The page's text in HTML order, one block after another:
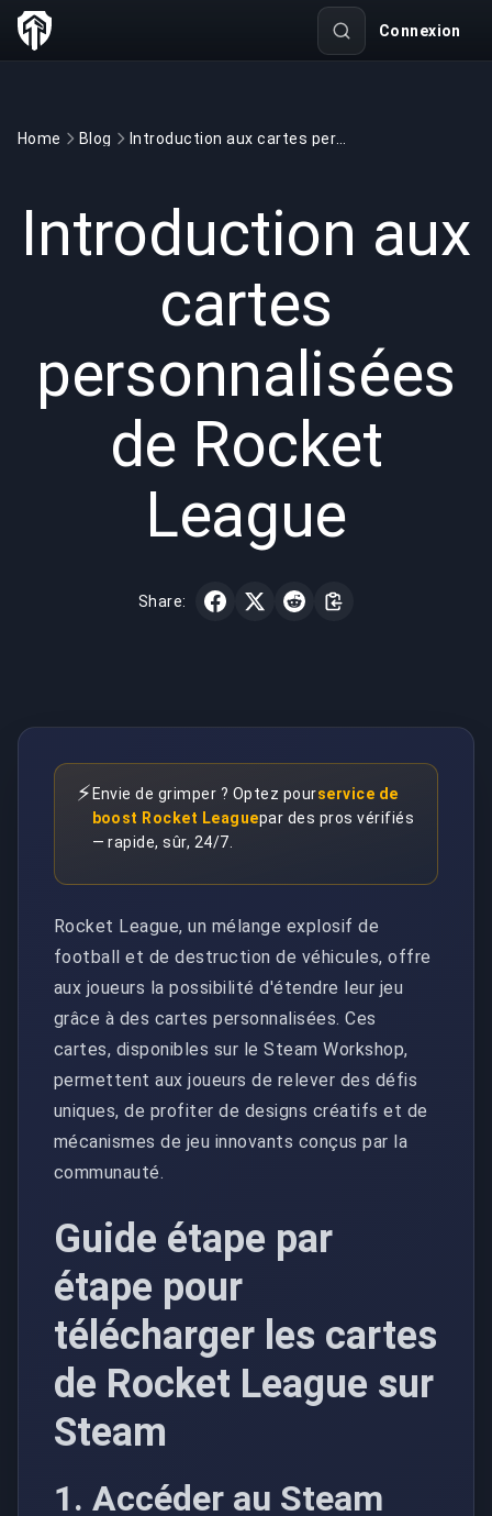
Connexion
Home Blog
Introduction aux
cartes
personnalisées
de Rocket
League
Share:
⚡ Envie de grimper ? Optez pourservice de
boost Rocket Leaguepar des pros vérifiés
— rapide, sûr, 24/7.
Rocket League, un mélange explosif de
football et de destruction de véhicules, offre
aux joueurs la possibilité d'étendre leur jeu
grâce à des cartes personnalisées. Ces
cartes, disponibles sur le Steam Workshop,
permettent aux joueurs de relever des défis
uniques, de profiter de designs créatifs et de
mécanismes de jeu innovants conçus par la
communauté.
Guide étape par
étape pour
télécharger les cartes
de Rocket League sur
Steam
1. Accéder au Steam